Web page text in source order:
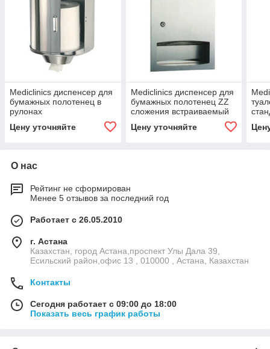
Mediclinics диспенсер для
бумажных полотенец в
рулонах
Цену уточняйте
Mediclinics диспенсер для
бумажных полотенец ZZ
сложения встраиваемый
Цену уточняйте
О нас
Рейтинг не сформирован
Менее 5 отзывов за последний год
Работает с 26.05.2010
г. Астана
Казахстан, город Астана,проспект Улы Дала 39,
Есильский район,офис 13 , 010000 , Астана, Казахстан
Контакты
Сегодня работает с 09:00 до 18:00
Показать весь график работы